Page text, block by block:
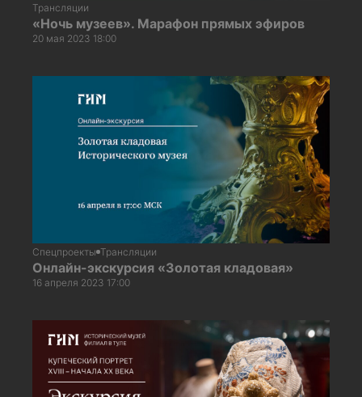
Трансляции
«Ночь музеев». Марафон прямых эфиров
20 мая 2023 18:00
Спецпроекты Трансляции
Онлайн-экскурсия «Золотая кладовая»
16 апреля 2023 17:00